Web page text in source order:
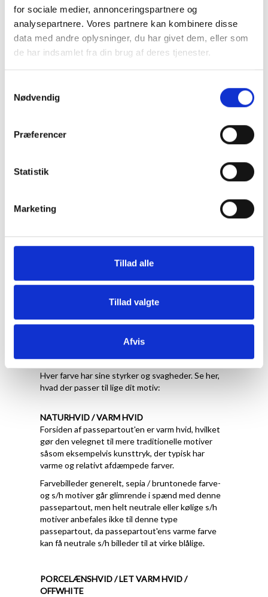
for sociale medier, annonceringspartnere og
analysepartnere. Vores partnere kan kombinere disse
data med andre oplysninger, du har givet dem, eller som
de har indsamlet fra din brug af deres tjenester.
Nødvendig
Præferencer
Statistik
Marketing
Tillad alle
Tillad valgte
Afvis
Hvilken farve skal jeg
Hver farve har sine styrker og svagheder. Se her,
hvad der passer til lige dit motiv:
NATURHVID / VARM HVID
Forsiden af passepartout'en er varm hvid, hvilket
gør den velegnet til mere traditionelle motiver
såsom eksempelvis kunsttryk, der typisk har
varme og relativt afdæmpede farver.
Farvebilleder generelt, sepia / bruntonede farve-
og s/h motiver går glimrende i spænd med denne
passepartout, men helt neutrale eller kølige s/h
motiver anbefales ikke til denne type
passepartout, da passepartout'ens varme farve
kan få neutrale s/h billeder til at virke blålige.
PORCELÆNSHVID / LET VARM HVID /
OFFWHITE